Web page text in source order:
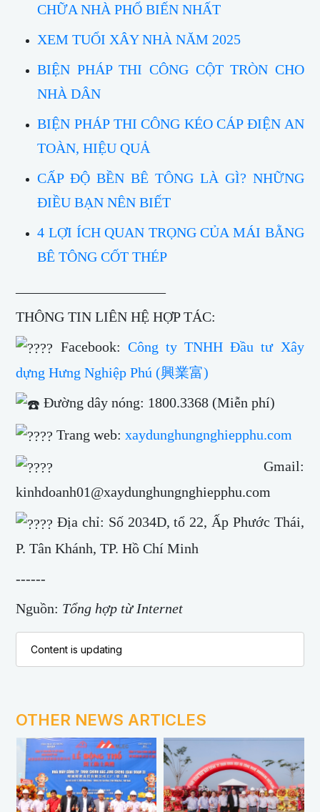
CHỮA NHÀ PHỔ BIẾN NHẤT
XEM TUỔI XÂY NHÀ NĂM 2025
BIỆN PHÁP THI CÔNG CỘT TRÒN CHO
NHÀ DÂN
BIỆN PHÁP THI CÔNG KÉO CÁP ĐIỆN AN
TOÀN, HIỆU QUẢ
CẤP ĐỘ BỀN BÊ TÔNG LÀ GÌ? NHỮNG
ĐIỀU BẠN NÊN BIẾT
4 LỢI ÍCH QUAN TRỌNG CỦA MÁI BẰNG
BÊ TÔNG CỐT THÉP
THÔNG TIN LIÊN HỆ HỢP TÁC:
Facebook: Công ty TNHH Đầu tư Xây
dựng Hưng Nghiệp Phú (興業富)
Đường dây nóng: 1800.3368 (Miễn phí)
Trang web:xaydunghungnghiepphu.com
Gmail:
kinhdoanh01@xaydunghungnghiepphu.com
Địa chỉ: Số 2034D, tổ 22, Ấp Phước Thái,
P. Tân Khánh, TP. Hồ Chí Minh
------
Nguồn: Tổng hợp từ Internet
Content is updating
OTHER NEWS ARTICLES